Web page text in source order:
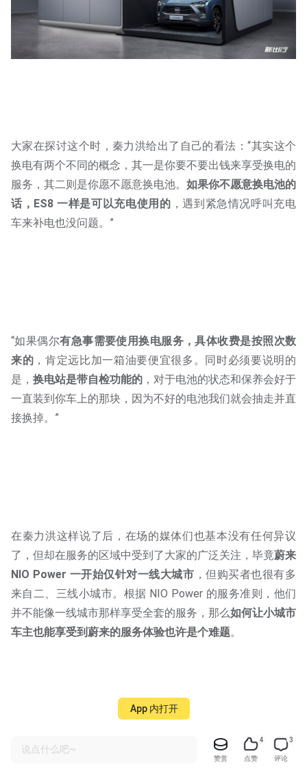
大家在探讨这个时，秦力洪给出了自己的看法：“其实这个
换电有两个不同的概念，其一是你要不要出钱来享受换电的
服务，其二则是你愿不愿意换电池。 如果你不愿意换电池的
话，ES8 一样是可以充电使用的 ，遇到紧急情况呼叫充电
车来补电也没问题。”
“如果偶尔有急事需要使用换电服务，具体收费是按照次数
来的 ，肯定远比加一箱油要便宜很多。同时必须要说明的
是， 换电站是带自检功能的 ，对于电池的状态和保养会好于
一直装到你车上的那块，因为不好的电池我们就会抽走并直
接换掉。”
在秦力洪这样说了后，在场的媒体们也基本没有任何异议
了，但却在服务的区域中受到了大家的广泛关注，毕竟蔚来
NIO Power 一开始仅针对一线大城市 ，但购买者也很有多
来自二、三线小城市。根据 NIO Power 的服务准则，他们
并不能像一线城市那样享受全套的服务，那么如何让小城市
车主也能享受到蔚来的服务体验也许是个难题。
秦力洪听完后笑着说：“其实蔚来在推出 NIO Power 时所设
App 内打开
说点什么吧~
赞赏
4
点赞
3
评论